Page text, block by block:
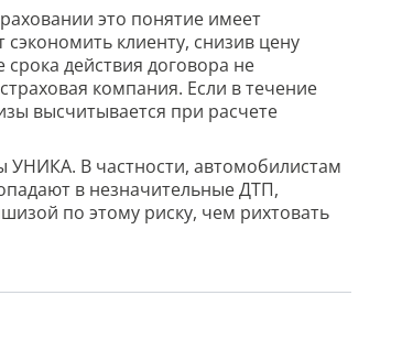
это понятие имеет
клиенту, снизив цену
действия договора не
компания. Если в течение
высчитывается при расчете
УНИКА. В частности, автомобилистам
в незначительные ДТП,
по этому риску, чем рихтовать